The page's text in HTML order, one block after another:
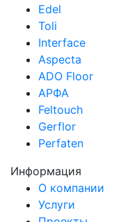
Edel
Toli
Interface
Aspecta
ADO Floor
АРФА
Feltouch
Gerflor
Perfaten
Информация
О компании
Услуги